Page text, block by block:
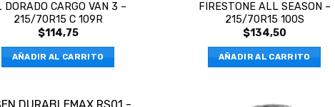
DORADO CARGO VAN 3 –
215/70R15 C 109R
$114,75
AÑADIR AL CARRITO
FIRESTONE ALL SEASON –
215/70R15 100S
$134,50
AÑADIR AL CARRITO